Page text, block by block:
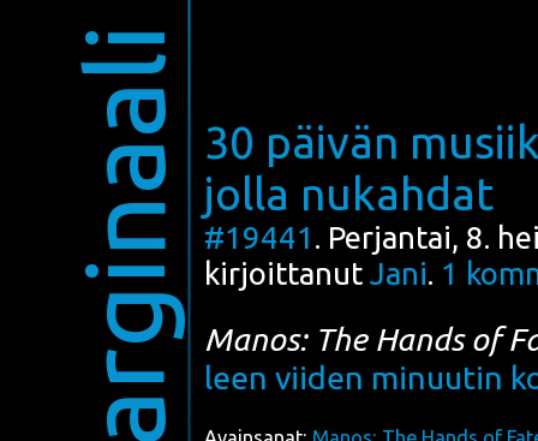
marginaali 30 päivän
jolla nukahdat
#19441 . Perjantai, 8.
kirjoittanut Jani. 1
Manos: The Hands of
leen vii­den minuu­tin